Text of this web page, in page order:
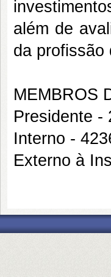
além de
da profissão
MEMBROS
Presidente -
Interno -
Externo à